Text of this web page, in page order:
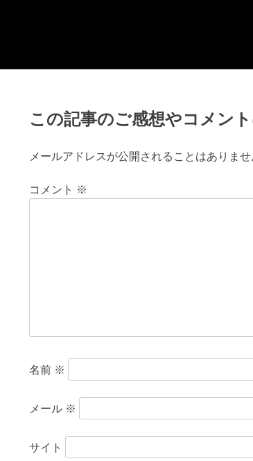
チング チョッピーデイズ ChoppyDays
この記事のご感想やコメン
メールアドレスが公開されることはありませ
コメント ※
名前 ※
メール ※
サイト